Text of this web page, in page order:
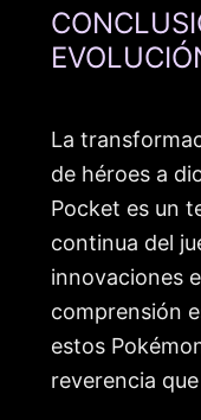
La
de héroes a
Pocket es un
continua del
innovaciones
comprensión
estos
reverencia